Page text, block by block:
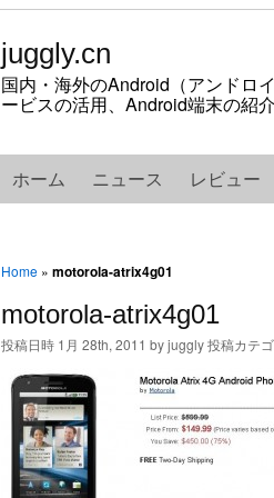
juggly.cn
国内・海外のAndroid（アンドロ
ービスの活用、Android端末の紹
ホーム ニュース レビュー
Home » motorola-atrix4g01
motorola-atrix4g01
投稿日時 1月 28th, 2011 by juggly 投稿カテ